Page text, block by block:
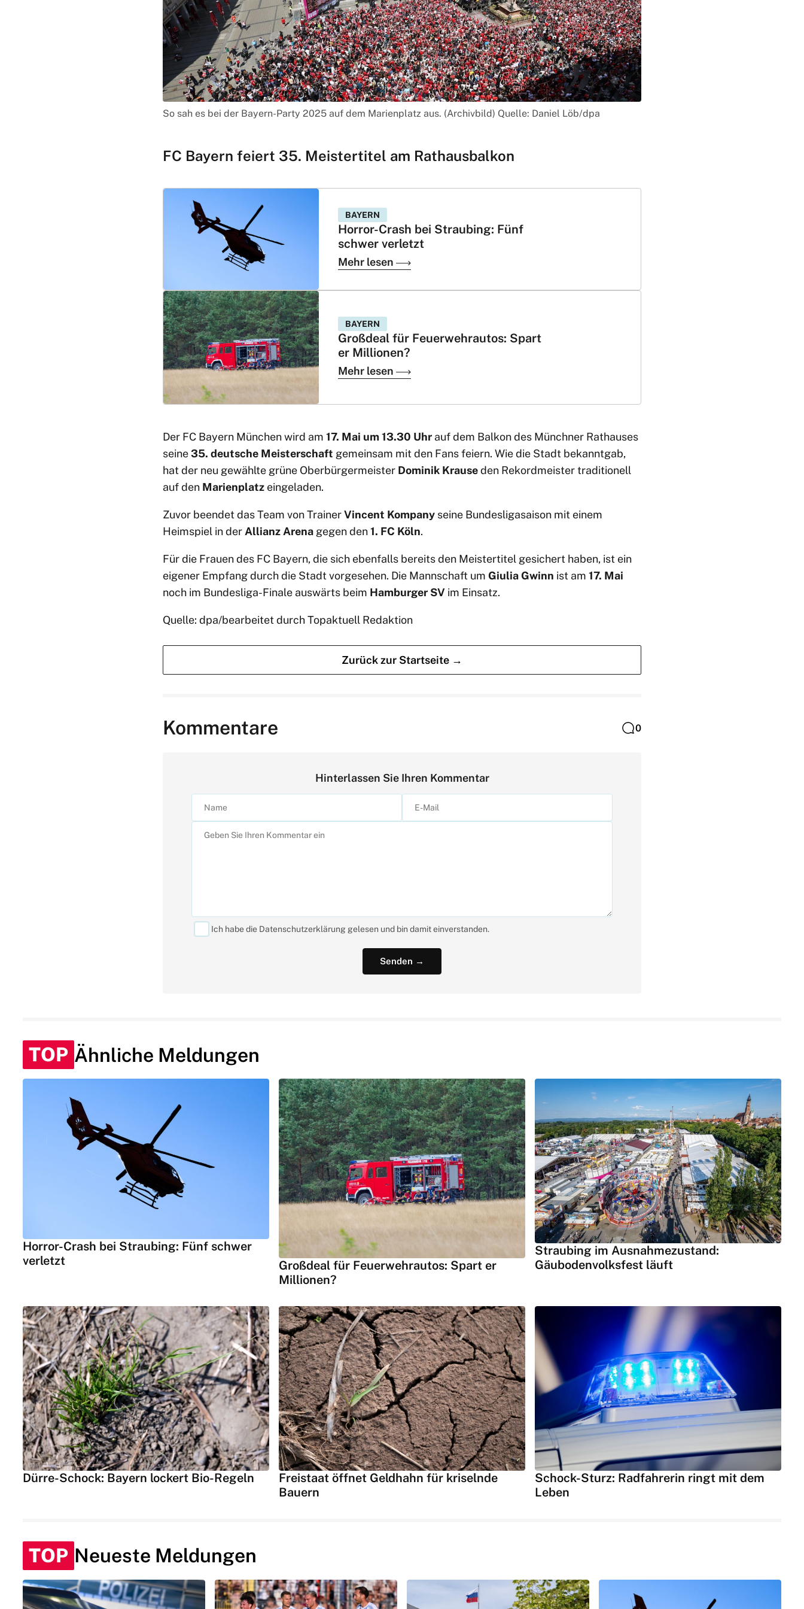
So sah es bei der Bayern-Party 2025 auf dem Marienplatz aus. (Archivbild) Quelle: Daniel Löb/dpa
FC Bayern feiert 35. Meistertitel am Rathausbalkon
BAYERN
Horror-Crash bei Straubing: Fünf
schwer verletzt
Mehr lesen
BAYERN
Großdeal für Feuerwehrautos: Spart
er Millionen?
Mehr lesen
Der FC Bayern München wird am 17. Mai um 13.30 Uhr auf dem Balkon des Münchner Rathauses
seine35. deutsche Meisterschaft gemeinsam mit den Fans feiern. Wie die Stadt bekanntgab,
hat der neu gewählte grüne Oberbürgermeister Dominik Krauseden Rekordmeister traditionell
auf den Marienplatz eingeladen.
Zuvor beendet das Team von TrainerVincent Kompany seine Bundesligasaison mit einem
Heimspiel in der Allianz Arena gegen den1. FC Köln.
Für die Frauen des FC Bayern, die sich ebenfalls bereits den Meistertitel gesichert haben, ist ein
eigener Empfang durch die Stadt vorgesehen. Die Mannschaft um Giulia Gwinn ist am 17. Mai
noch im Bundesliga-Finale auswärts beim Hamburger SV im Einsatz.
Quelle: dpa/bearbeitet durch Topaktuell Redaktion
Zurück zur Startseite →
Kommentare 0
Hinterlassen Sie Ihren Kommentar
Ich habe die Datenschutzerklärung gelesen und bin damit einverstanden.
TOP Ähnliche Meldungen
Horror-Crash bei Straubing: Fünf schwer
verletzt
Großdeal für Feuerwehrautos: Spart er
Millionen?
Straubing im Ausnahmezustand:
Gäubodenvolksfest läuft
Dürre-Schock: Bayern lockert Bio-Regeln
Freistaat öffnet Geldhahn für kriselnde
Bauern
Schock-Sturz: Radfahrerin ringt mit dem
Leben
TOP Neueste Meldungen